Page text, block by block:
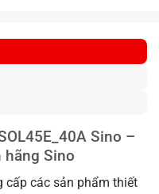
Sino –
Sino
các sản phẩm thiết